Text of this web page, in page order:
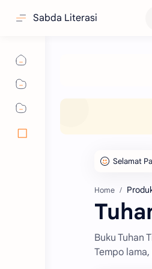
Sabda Literasi
Home
Buku Tuhan
Tempo